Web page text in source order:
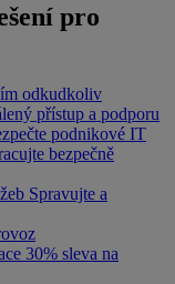
pro
odkudkoliv
přístup a podporu
podnikové IT
bezpečně
Spravujte a
30% sleva na